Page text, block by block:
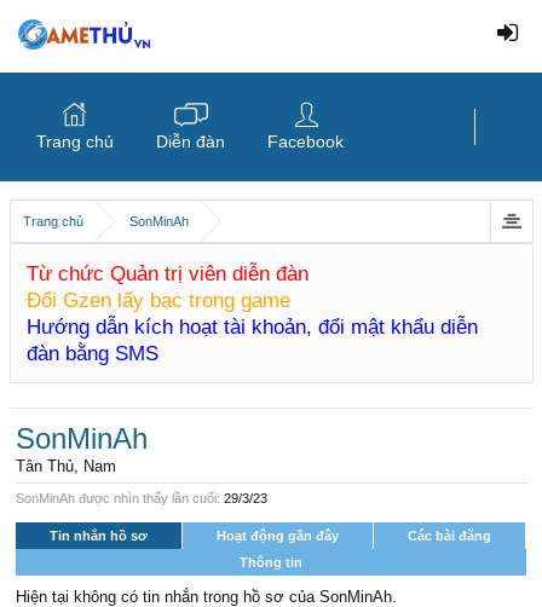
Trang chủ SonMinAh
Từ chức Quản trị viên diễn đàn
Đổi Gzen lấy bạc trong game
Hướng dẫn kích hoạt tài khoản, đổi mật khẩu diễn
đàn bằng SMS
SonMinAh
Tân Thủ, Nam
SonMinAh được nhìn thấy lần cuối: 29/3/23
Tin nhắn hồ sơ Hoạt động gần đây
Các bài đăng
Thông tin
Hiện tại không có tin nhắn trong hồ sơ của SonMinAh.
Trang chủ Diễn đàn Facebook